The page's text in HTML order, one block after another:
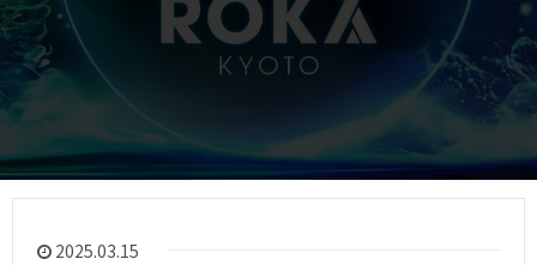
2025.03.15